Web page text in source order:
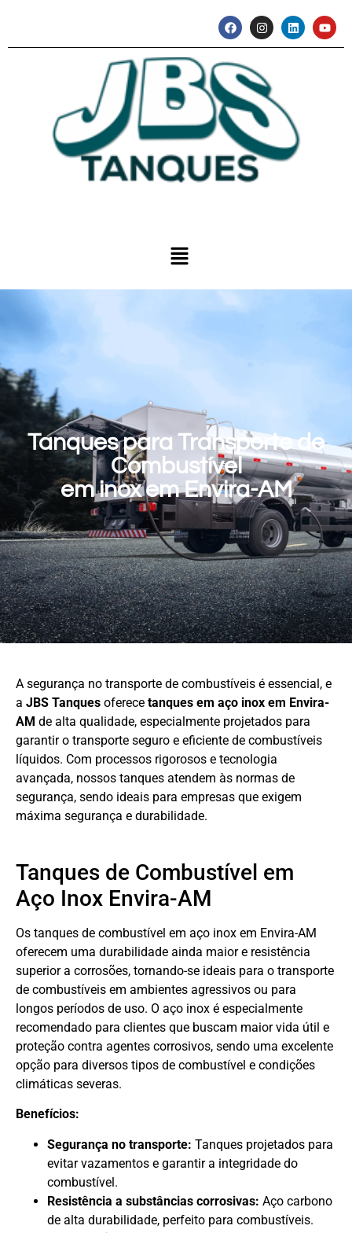
Tanques para Transporte de
Combustível
em inox em Envira-AM
A segurança no transporte de combustíveis é essencial, e
a JBS Tanques oferece tanques em aço inox em Envira-
AM de alta qualidade, especialmente projetados para
garantir o transporte seguro e eficiente de combustíveis
líquidos. Com processos rigorosos e tecnologia
avançada, nossos tanques atendem às normas de
segurança, sendo ideais para empresas que exigem
máxima segurança e durabilidade.
Tanques de Combustível em
Aço Inox Envira-AM
Os tanques de combustível em aço inox em Envira-AM
oferecem uma durabilidade ainda maior e resistência
superior a corrosões, tornando-se ideais para o transporte
de combustíveis em ambientes agressivos ou para
longos períodos de uso. O aço inox é especialmente
recomendado para clientes que buscam maior vida útil e
proteção contra agentes corrosivos, sendo uma excelente
opção para diversos tipos de combustível e condições
climáticas severas.
Benefícios:
Segurança no transporte: Tanques projetados para
evitar vazamentos e garantir a integridade do
combustível.
Resistência a substâncias corrosivas: Aço carbono
de alta durabilidade, perfeito para combustíveis.